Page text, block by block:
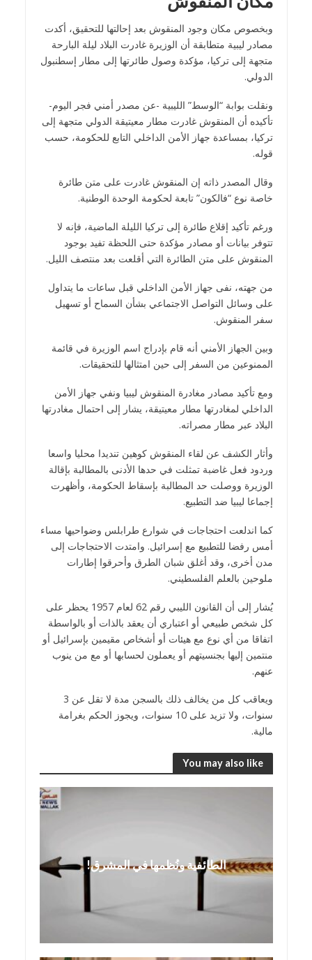
وبخصوص مكان وجود المنقوش بعد إحالتها للتحقيق، أكدت
مصادر ليبية متطابقة أن الوزيرة غادرت البلاد ليلة البارحة
متجهة إلى تركيا، مؤكدة وصول طائرتها إلى مطار إسطنبول
الدولي.
ونقلت بوابة “الوسط” الليبية -عن مصدر أمني فجر اليوم-
تأكيده أن المنقوش غادرت مطار معيتيقة الدولي متجهة إلى
تركيا، بمساعدة جهاز الأمن الداخلي التابع للحكومة، حسب
قوله.
وقال المصدر ذاته إن المنقوش غادرت على متن طائرة
خاصة نوع “فالكون” تابعة لحكومة الوحدة الوطنية.
ورغم تأكيد إقلاع طائرة إلى تركيا الليلة الماضية، فإنه لا
تتوفر بيانات أو مصادر مؤكدة حتى اللحظة تفيد بوجود
المنقوش على متن الطائرة التي أقلعت بعد منتصف الليل.
من جهته، نفى جهاز الأمن الداخلي قبل ساعات ما يتداول
على وسائل التواصل الاجتماعي بشأن السماح أو تسهيل
سفر المنقوش.
وبين الجهاز الأمني أنه قام بإدراج اسم الوزيرة في قائمة
الممنوعين من السفر إلى حين امتثالها للتحقيقات.
ومع تأكيد مصادر مغادرة المنقوش ليبيا ونفي جهاز الأمن
الداخلي لمغادرتها مطار معيتيقة، يشار إلى احتمال مغادرتها
البلاد عبر مطار مصراته.
وأثار الكشف عن لقاء المنقوش كوهين تنديدا محليا واسعا
وردود فعل غاضبة تمثلت في حدها الأدنى بالمطالبة بإقالة
الوزيرة ووصلت حد المطالبة بإسقاط الحكومة، وأظهرت
إجماعا ليبيا ضد التطبيع.
كما اندلعت احتجاجات في شوارع طرابلس وضواحيها مساء
أمس رفضا للتطبيع مع إسرائيل. وامتدت الاحتجاجات إلى
مدن أخرى، وقد أغلق شبان الطرق وأحرقوا إطارات
ملوحين بالعلم الفلسطيني.
يُشار إلى أن القانون الليبي رقم 62 لعام 1957 يحظر على
كل شخص طبيعي أو اعتباري أن يعقد بالذات أو بالواسطة
اتفاقا من أي نوع مع هيئات أو أشخاص مقيمين بإسرائيل أو
منتمين إليها بجنسيتهم أو يعملون لحسابها أو مع من ينوب
عنهم.
ويعاقب كل من يخالف ذلك بالسجن مدة لا تقل عن 3
سنوات، ولا تزيد على 10 سنوات، ويجوز الحكم بغرامة
مالية.
You may also like
الطائفية ونُظمها في المشرق!